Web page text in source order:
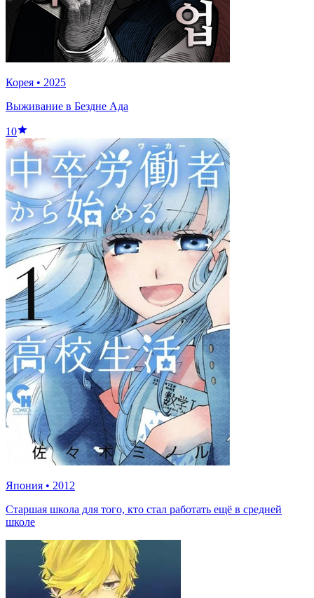
Корея • 2025
Выживание в Бездне Ада
10
Япония • 2012
Старшая школа для того, кто стал работать ещё в средней
школе